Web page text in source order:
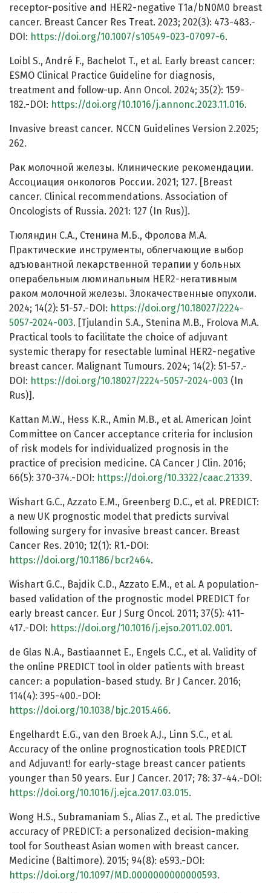
receptor-positive and HER2-negative T1a/bN0M0 breast
cancer. Breast Cancer Res Treat. 2023; 202(3): 473-483.-
DOI: https://doi.org/10.1007/s10549-023-07097-6.
Loibl S., André F., Bachelot T., et al. Early breast cancer:
ESMO Clinical Practice Guideline for diagnosis,
treatment and follow-up. Ann Oncol. 2024; 35(2): 159-
182.-DOI: https://doi.org/10.1016/j.annonc.2023.11.016.
Invasive breast cancer. NCCN Guidelines Version 2.2025;
262.
Рак молочной железы. Клинические рекомендации.
Ассоциация онкологов России. 2021; 127. [Breast
cancer. Clinical recommendations. Association of
Oncologists of Russia. 2021: 127 (In Rus)].
Тюляндин С.А., Стенина М.Б., Фролова М.А.
Практические инструменты, облегчающие выбор
адъювантной лекарственной терапии у больных
операбельным люминальным HER2-негативным
раком молочной железы. Злокачественные опухоли.
2024; 14(2): 51-57.-DOI: https://doi.org/10.18027/2224-
5057-2024-003. [Tjulandin S.A., Stenina M.B., Frolova M.A.
Practical tools to facilitate the choice of adjuvant
systemic therapy for resectable luminal HER2-negative
breast cancer. Malignant Tumours. 2024; 14(2): 51-57.-
DOI: https://doi.org/10.18027/2224-5057-2024-003 (In
Rus)].
Kattan M.W., Hess K.R., Amin M.B., et al. American Joint
Committee on Cancer acceptance criteria for inclusion
of risk models for individualized prognosis in the
practice of precision medicine. CA Cancer J Clin. 2016;
66(5): 370-374.-DOI: https://doi.org/10.3322/caac.21339.
Wishart G.C., Azzato E.M., Greenberg D.C., et al. PREDICT:
a new UK prognostic model that predicts survival
following surgery for invasive breast cancer. Breast
Cancer Res. 2010; 12(1): R1.-DOI:
https://doi.org/10.1186/bcr2464.
Wishart G.C., Bajdik C.D., Azzato E.M., et al. A population-
based validation of the prognostic model PREDICT for
early breast cancer. Eur J Surg Oncol. 2011; 37(5): 411-
417.-DOI: https://doi.org/10.1016/j.ejso.2011.02.001 .
de Glas N.A., Bastiaannet E., Engels C.C., et al. Validity of
the online PREDICT tool in older patients with breast
cancer: a population-based study. Br J Cancer. 2016;
114(4): 395-400.-DOI:
https://doi.org/10.1038/bjc.2015.466.
Engelhardt E.G., van den Broek A.J., Linn S.C., et al.
Accuracy of the online prognostication tools PREDICT
and Adjuvant! for early-stage breast cancer patients
younger than 50 years. Eur J Cancer. 2017; 78: 37-44.-DOI:
https://doi.org/10.1016/j.ejca.2017.03.015.
Wong H.S., Subramaniam S., Alias Z., et al. The predictive
accuracy of PREDICT: a personalized decision-making
tool for Southeast Asian women with breast cancer.
Medicine (Baltimore). 2015; 94(8): e593.-DOI:
https://doi.org/10.1097/MD.0000000000000593.